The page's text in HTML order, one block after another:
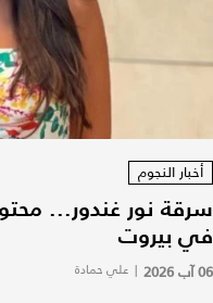
أخبار النجوم
سرقة نور غندور...
في بيروت
06 آب 2026 | علي حمادة